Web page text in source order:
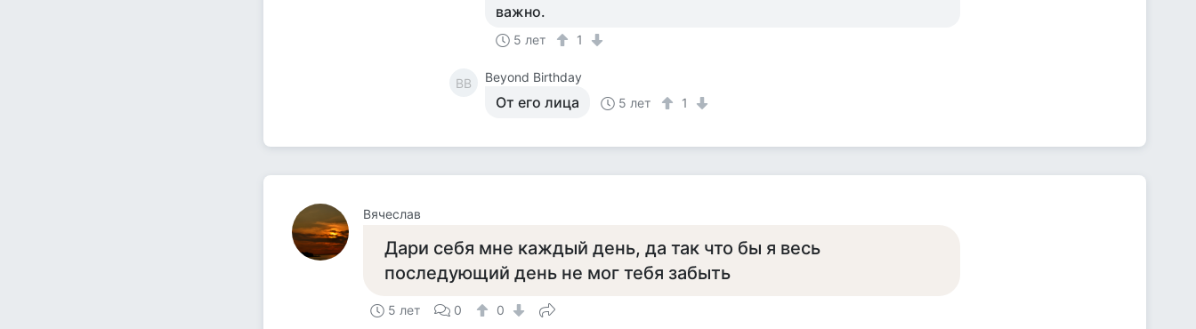
важно.
5 лет 1
BB Beyond Birthday
От его лица 5 лет 1
Вячеслав
Дари себя мне каждый день, да так что бы я весь
последующий день не мог тебя забыть
5 лет 0 0